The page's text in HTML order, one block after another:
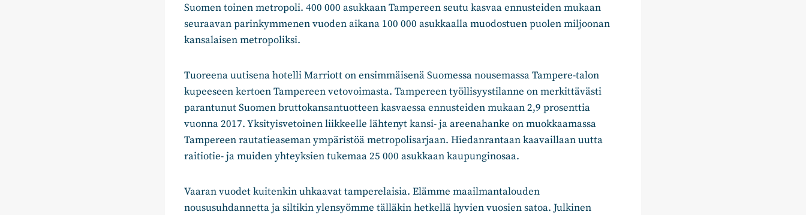
Suomen toinen metropoli. 400 000 asukkaan Tampereen seutu kasvaa ennusteiden mukaan
seuraavan parinkymmenen vuoden aikana 100 000 asukkaalla muodostuen puolen miljoonan
kansalaisen metropoliksi.
Tuoreena uutisena hotelli Marriott on ensimmäisenä Suomessa nousemassa Tampere-talon
kupeeseen kertoen Tampereen vetovoimasta. Tampereen työllisyystilanne on merkittävästi
parantunut Suomen bruttokansantuotteen kasvaessa ennusteiden mukaan 2,9 prosenttia
vuonna 2017. Yksityisvetoinen liikkeelle lähtenyt kansi- ja areenahanke on muokkaamassa
Tampereen rautatieaseman ympäristöä metropolisarjaan. Hiedanrantaan kaavaillaan uutta
raitiotie- ja muiden yhteyksien tukemaa 25 000 asukkaan kaupunginosaa.
Vaaran vuodet kuitenkin uhkaavat tamperelaisia. Elämme maailmantalouden
noususuhdannetta ja siltikin ylensyömme tälläkin hetkellä hyvien vuosien satoa. Julkinen